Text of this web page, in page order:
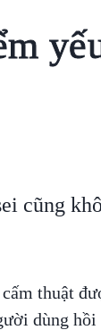
cũng
thuật
dùng